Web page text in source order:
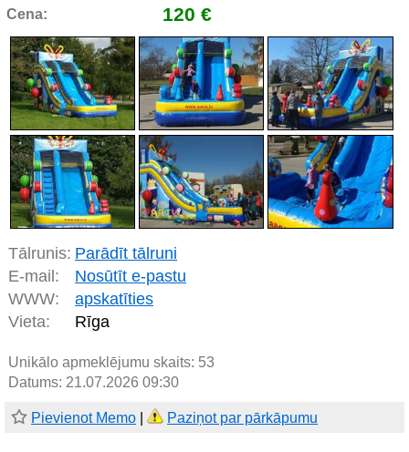
Cena: 120 €
Tālrunis: Parādīt tālruni
E-mail:
Nosūtīt e-pastu
WWW:
apskatīties
Vieta:
Rīga
Unikālo apmeklējumu skaits: 53
Datums: 21.07.2026 09:30
Pievienot Memo Paziņot par pārkāpumu